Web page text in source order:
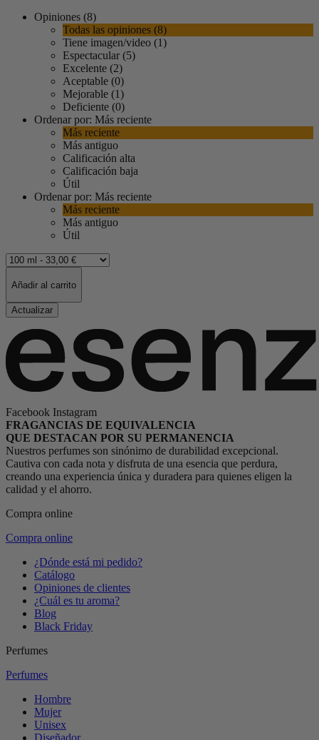
Opiniones (8)
Todas las opiniones (8)
Tiene imagen/video (1)
Espectacular (5)
Excelente (2)
Aceptable (0)
Mejorable (1)
Deficiente (0)
Ordenar por: Más reciente
Más reciente
Más antiguo
Calificación alta
Calificación baja
Útil
Ordenar por: Más reciente
Más reciente
Más antiguo
Útil
Añadir al carrito
Facebook Instagram
FRAGANCIAS DE EQUIVALENCIA
QUE DESTACAN POR SU PERMANENCIA
Nuestros perfumes son sinónimo de durabilidad excepcional.
Cautiva con cada nota y disfruta de una esencia que perdura,
creando una experiencia única y duradera para quienes eligen la
calidad y el ahorro.
Compra online
Compra online
¿Dónde está mi pedido?
Catálogo
Opiniones de clientes
¿Cuál es tu aroma?
Blog
Black Friday
Perfumes
Perfumes
Hombre
Mujer
Unisex